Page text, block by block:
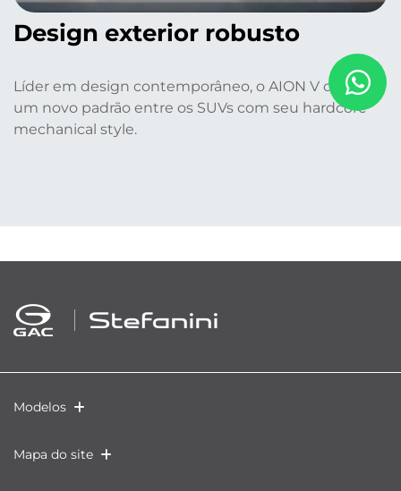
Design exterior robusto
Líder em design contemporâneo, o AION V define
um novo padrão entre os SUVs com seu hardcore
mechanical style.
Modelos
Mapa do site